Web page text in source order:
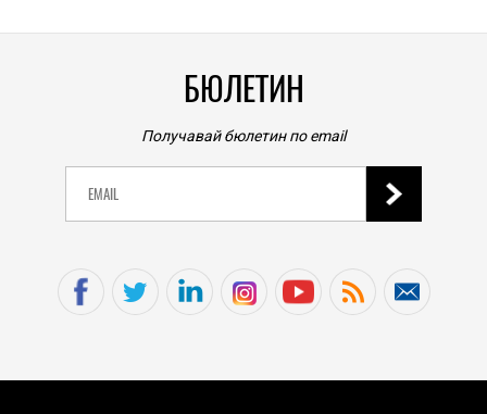
БЮЛЕТИН
Получавай бюлетин по email